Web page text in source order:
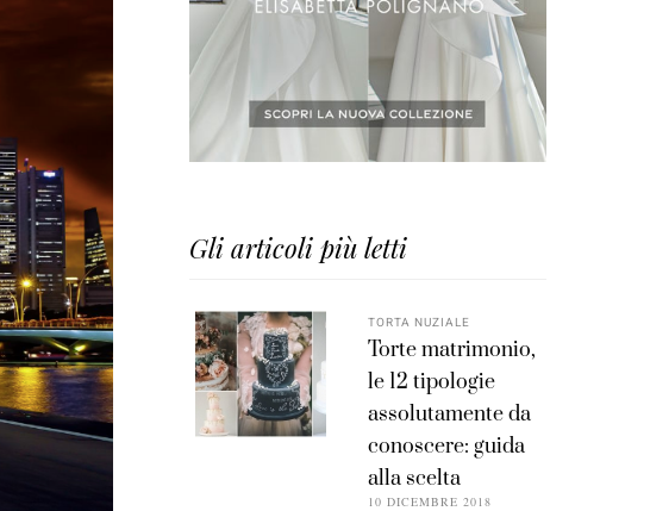
Gli articoli più letti
TORTA NUZIALE
Torte matrimonio,
le 12 tipologie
assolutamente da
conoscere: guida
alla scelta
10 DICEMBRE 2018